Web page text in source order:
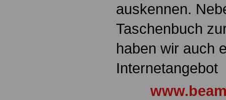
auskennen.
Taschenbuch
haben wir auch
Internetangebot